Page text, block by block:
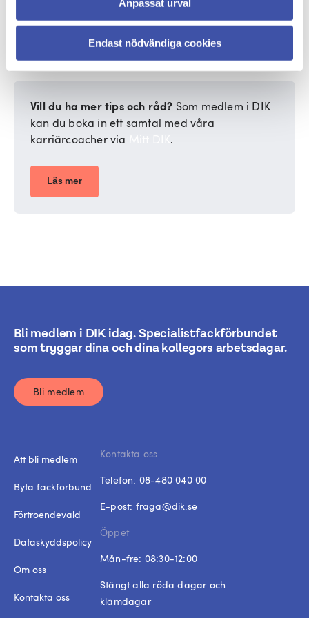
Anpassat urval
Endast nödvändiga cookies
Avsluta med att uppmana till handling. Skriv inte att
du hoppas på att de ska kontakta dig, utan skriv
istället ”ser fram emot att höra från dig”. Tro på dig
själv genom hela brevet!
Vill du ha mer tips och råd? Som medlem i DIK
kan du boka in ett samtal med våra
karriärcoacher via
.
Läs mer
Bli medlem i DIK idag. Specialistfackförbundet
som tryggar dina och dina kollegors arbetsdagar.
Bli medlem
Att bli medlem
Byta fackförbund
Förtroendevald
Dataskyddspolicy
Om oss
Kontakta oss
Kontakta oss
Telefon: 08-480 040 00
E-post: fraga@dik.se
Öppet
Mån-fre: 08:30-12:00
Stängt alla röda dagar och
klämdagar